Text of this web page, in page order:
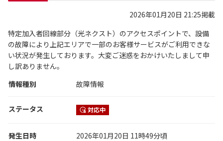
2026年01月20日 21:25掲載
特定加入者回線部分（光ネクスト）のアクセスポイントで、設備
の故障により上記エリアで一部のお客様サービスがご利用できな
い状況が発生しております。大変ご迷惑をおかけいたしまして申
し訳ありません。
情報種別
故障情報
ステータス 対応中
発生日時 2026年01月20日 11時49分頃